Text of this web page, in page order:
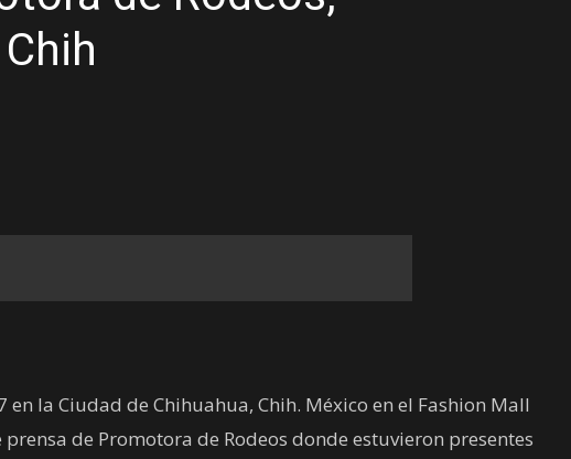
en la Ciudad de Chihuahua, Chih. México en el Fashion Mall
de Promotora de Rodeos donde estuvieron presentes